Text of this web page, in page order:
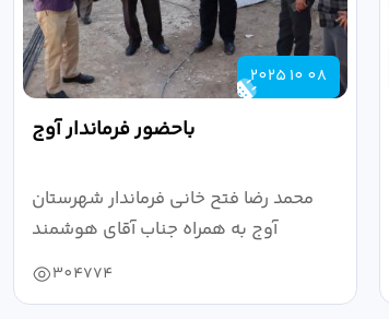
2025 10 08
باحضور فرماندار آوج
محمد رضا فتح خانی فرماندار شهرستان
آوج به همراه جناب آقای هوشمند
304774